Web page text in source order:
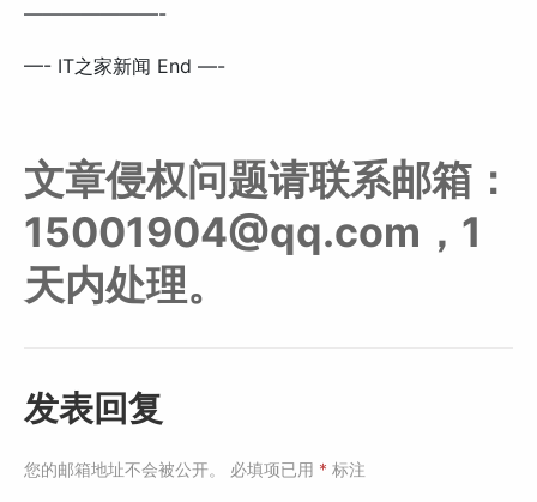
———————-
—- IT之家新闻 End —-
文章侵权问题请联系邮箱：
15001904@qq.com，1
天内处理。
发表回复
您的邮箱地址不会被公开。 必填项已用 * 标注